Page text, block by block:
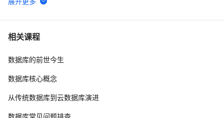
6 SQLite数据库的备份
7 如何在 Oracle 中创建可插入数据库（PDB）？
8 weblogic连接RAC数据库
介
10征文分享｜OceanBase 3.1.2 数据库性能测试探索
相关课程
数据库的前世今生
数据库核心概念
从传统数据库到云数据库演进
数据库常见问题排查